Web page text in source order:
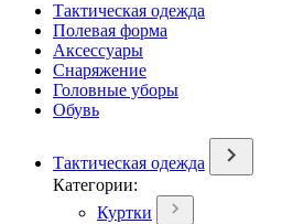
Тактическая одежда
Полевая форма
Аксессуары
Снаряжение
Головные уборы
Обувь
Тактическая одежда
Категории:
Куртки